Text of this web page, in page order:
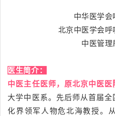
中华医学会
北京中医学会呼
中医管理
医生简介：
中医主任医师，原北京中医医
大学中医系。先后师从首届
化界领军人物危北海教授。